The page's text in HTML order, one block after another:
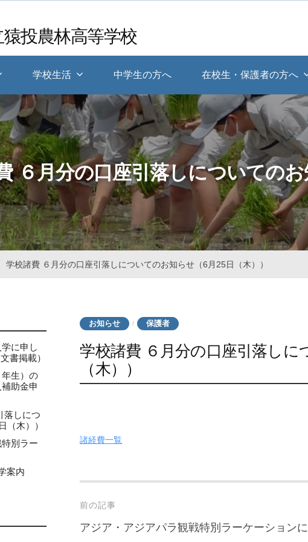
投農林高等学校
学校生活 中学生の方へ 在校生・保護者の方へ
６月分の口座引落しについての
学校諸費 ６月分の口座引落しについてのお知らせ（6月25日（木））
お知らせ / 保護者
学校諸費 ６月分の口座引落しに
（木））
諸経費一覧
Post
navigation
前の記事
アジア・アジアパラ観戦特別ラーケーションに
に申し
書掲載）
生）の
助金申
落しにつ
（木））
別ラー
案内